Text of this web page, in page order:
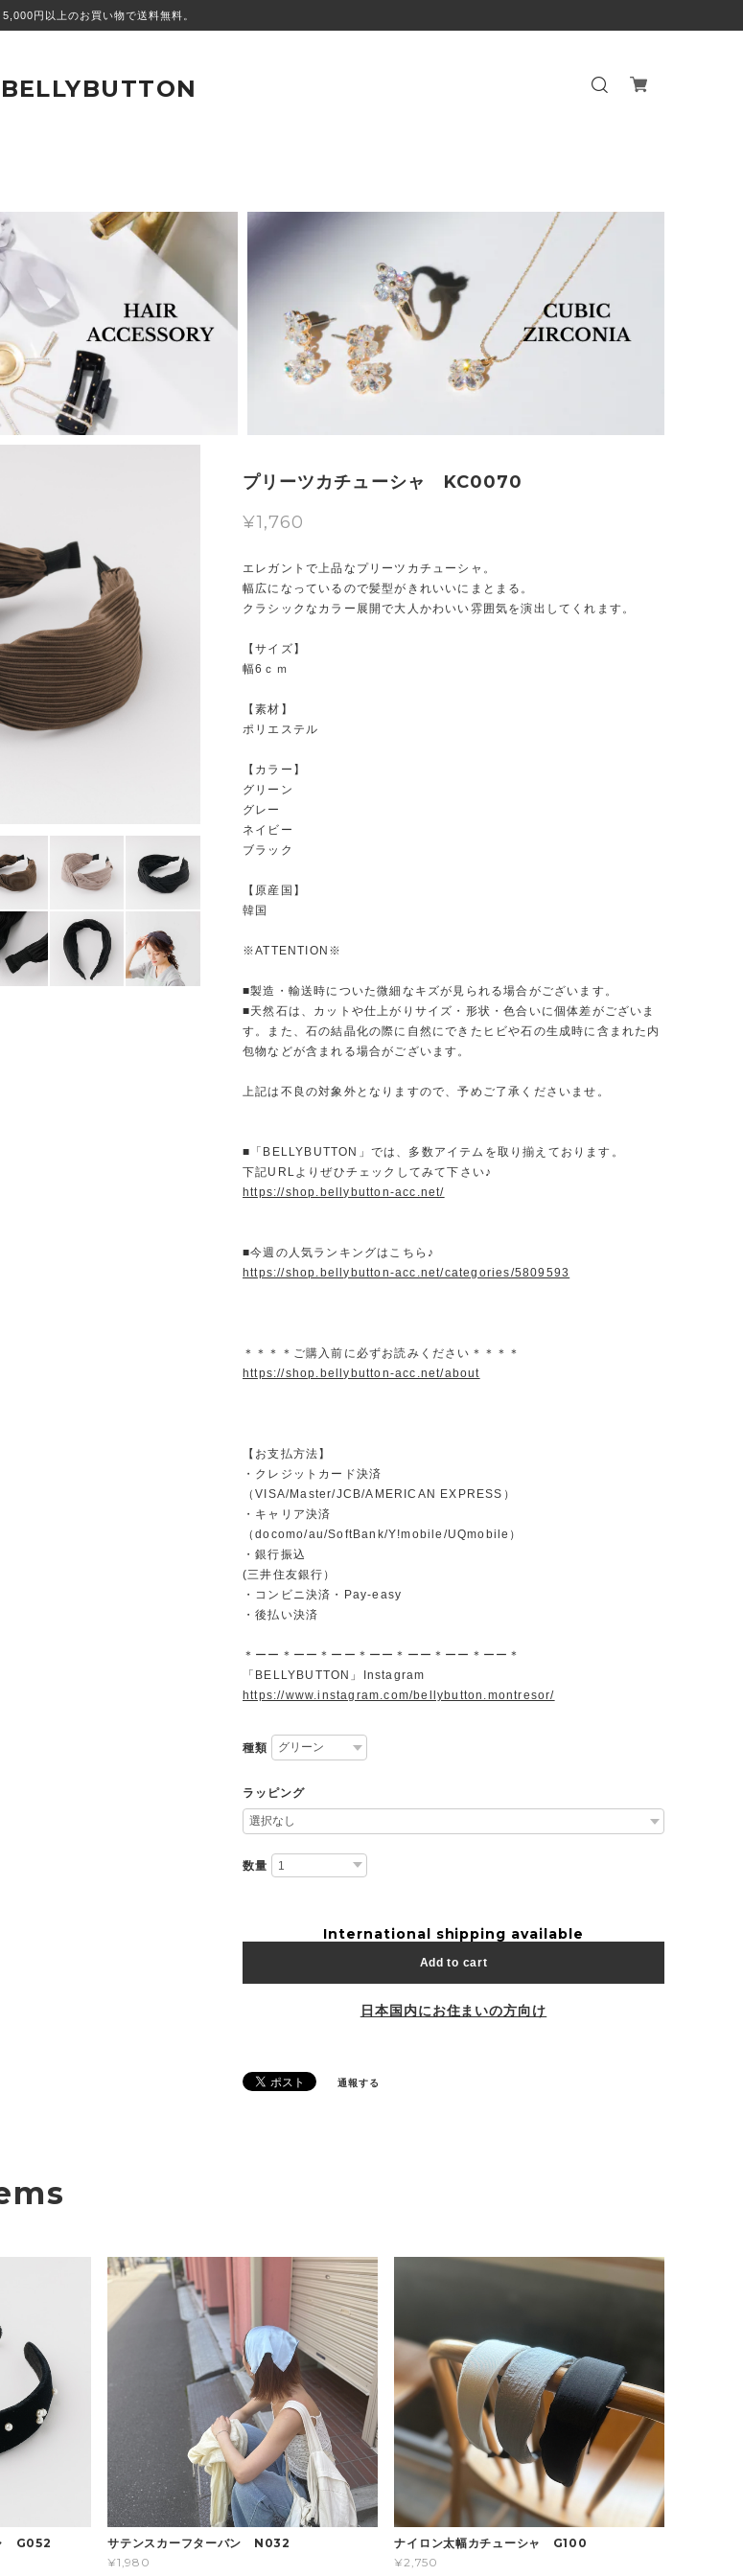
5,000円以上のお買い物で送料無料。
BELLYBUTTON
プリーツカチューシャ KC0070
¥1,760
エレガントで上品なプリーツカチューシャ。
幅広になっているので髪型がきれいいにまとまる。
クラシックなカラー展開で大人かわいい雰囲気を演出してくれます。
【サイズ】
幅6ｃｍ
【素材】
ポリエステル
【カラー】
グリーン
グレー
ネイビー
ブラック
【原産国】
韓国
※ATTENTION※
■製造・輸送時についた微細なキズが見られる場合がございます。
■天然石は、カットや仕上がりサイズ・形状・色合いに個体差がございま
す。また、石の結晶化の際に自然にできたヒビや石の生成時に含まれた内
包物などが含まれる場合がございます。
上記は不良の対象外となりますので、予めご了承くださいませ。
■「BELLYBUTTON」では、多数アイテムを取り揃えております。
下記URLよりぜひチェックしてみて下さい♪
https://shop.bellybutton-acc.net/
■今週の人気ランキングはこちら♪
https://shop.bellybutton-acc.net/categories/5809593
＊＊＊＊ご購入前に必ずお読みください＊＊＊＊
https://shop.bellybutton-acc.net/about
【お支払方法】
・クレジットカード決済
（VISA/Master/JCB/AMERICAN EXPRESS）
・キャリア決済
（docomo/au/SoftBank/Y!mobile/UQmobile）
・銀行振込
(三井住友銀行）
・コンビニ決済・Pay-easy
・後払い決済
＊ーー＊ーー＊ーー＊ーー＊ーー＊ーー＊ーー＊
「BELLYBUTTON」Instagram
https://www.instagram.com/bellybutton.montresor/
種類
ラッピング
数量
International shipping available
Add to cart
日本国内にお住まいの方向け
通報する
G052
サテンスカーフターバン N032
¥1,980
ナイロン太幅カチューシャ G100
¥2,750